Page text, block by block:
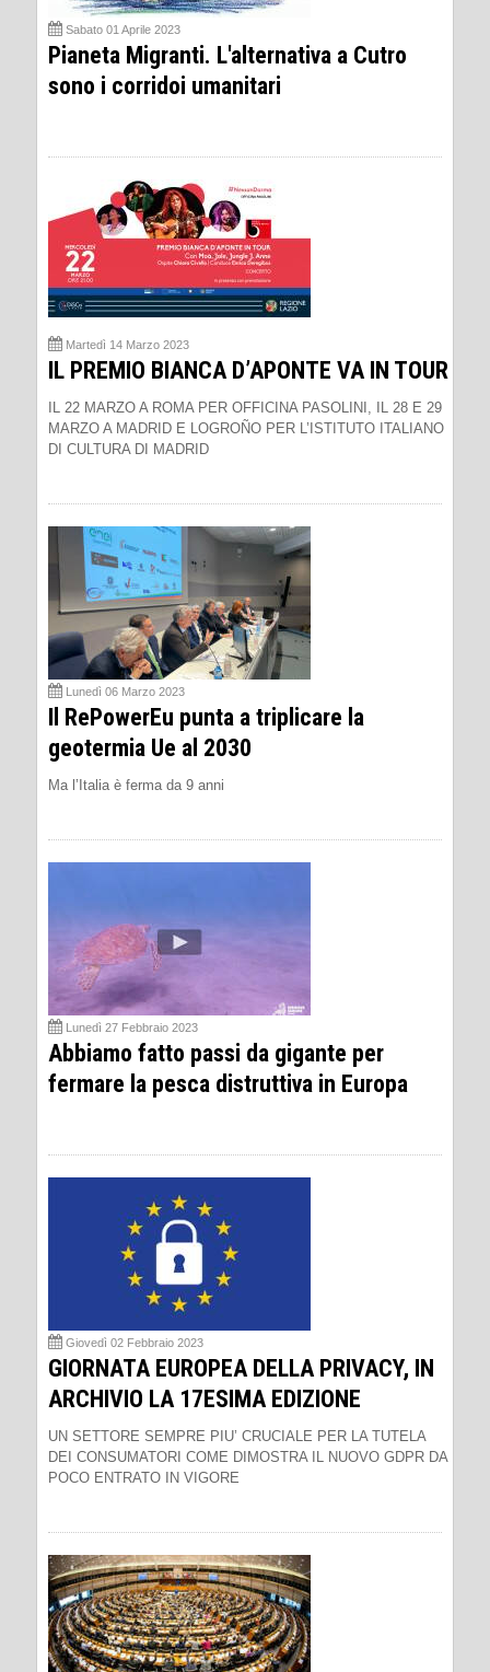
Sabato 01 Aprile 2023
Pianeta Migranti. L'alternativa a Cutro
sono i corridoi umanitari
Martedì 14 Marzo 2023
IL PREMIO BIANCA D’APONTE VA IN TOUR
IL 22 MARZO A ROMA PER OFFICINA PASOLINI, IL 28 E 29
MARZO A MADRID E LOGROÑO PER L’ISTITUTO ITALIANO
DI CULTURA DI MADRID
Lunedì 06 Marzo 2023
Il RePowerEu punta a triplicare la
geotermia Ue al 2030
Ma l’Italia è ferma da 9 anni
Lunedì 27 Febbraio 2023
Abbiamo fatto passi da gigante per
fermare la pesca distruttiva in Europa
Giovedì 02 Febbraio 2023
GIORNATA EUROPEA DELLA PRIVACY, IN
ARCHIVIO LA 17ESIMA EDIZIONE
UN SETTORE SEMPRE PIU’ CRUCIALE PER LA TUTELA
DEI CONSUMATORI COME DIMOSTRA IL NUOVO GDPR DA
POCO ENTRATO IN VIGORE